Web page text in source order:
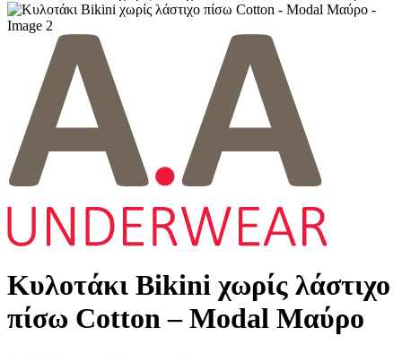
Κυλοτάκι Bikini χωρίς λάστιχο
πίσω Cotton – Modal Μαύρο